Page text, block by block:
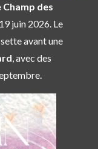
Champ des
juin 2026. Le
avant une
, avec des